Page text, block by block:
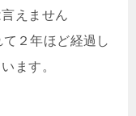
えません
２年ほど経過し
ます。